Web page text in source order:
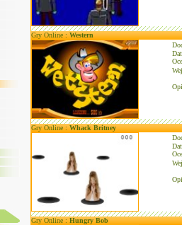
Gry Online :Western
Gry Online :Whack Britney
Gry Online :Hungry Bob